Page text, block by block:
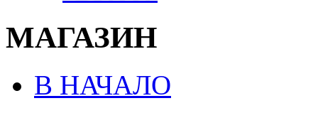
МАГАЗИН
В НАЧАЛО